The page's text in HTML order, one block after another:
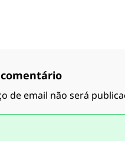
de email não será